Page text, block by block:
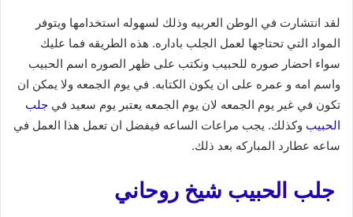
لقد انتشارت في الوطن العربيه وذلك لسهوله استخدامها ويتوفر
المواد التي تحتاجها لعمل الجلب باداره. هذه الطريقه فما عليك
سواء احضار صوره للحبيب ونكتب على ظهر الصوره اسم الحبيب
واسم امه و عمره على ان يكون الكتابه. في يوم الجمعه ولا يمكن ان
تكون في غير يوم الجمعه لان يوم الجمعه يعتبر يوم سعيد في جلب
الحبيب وكذلك. يجب مراعات الساعه فيفضل ان تعمل هذا العمل في
ساعه عطارد المباركه بعد ذلك.
جلب الحبيب شيخ روحاني